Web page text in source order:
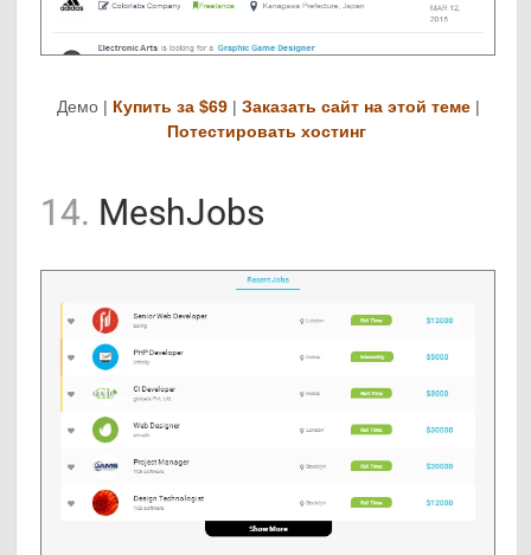
Демо | Купить за $69 |Заказать сайт на этой теме |
Потестировать хостинг
14. MeshJobs